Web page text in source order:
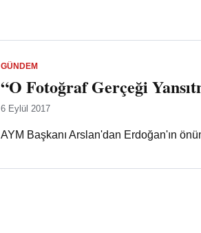
GÜNDEM
“O Fotoğraf Gerçeği
6 Eylül 2017
AYM Başkanı Arslan'dan Erdoğan'ın